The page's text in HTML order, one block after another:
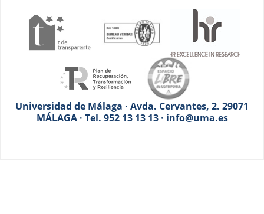
Universidad de Málaga · Avda. Cervantes, 2. 29071
MÁLAGA · Tel. 952 13 13 13 · info@uma.es